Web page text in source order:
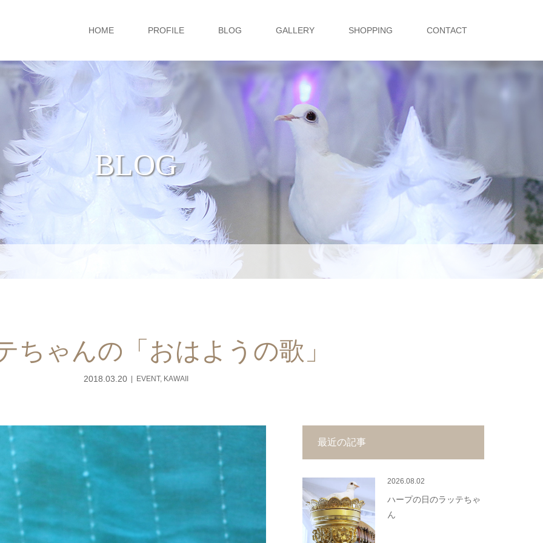
HOME PROFILE BLOG GALLERY SHOPPING CONTACT
BLOG
ちゃんの「おはようの歌」
2018.03.20 EVENT, KAWAII
最近の記事
2026.08.02
ハープの日のラッテちゃ
ん